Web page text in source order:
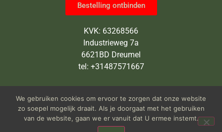
Bestelling ontbinden
KVK: 63268566
Industrieweg 7a
6621BD Dreumel
tel: +31487571667
Wij zijn van maandag tot en met
vrijdag open van 9 tot 5 uur
We gebruiken cookies om ervoor te zorgen dat onze website
zo soepel mogelijk draait. Als je doorgaat met het gebruiken
van de website, gaan we er vanuit dat U ermee instemt.